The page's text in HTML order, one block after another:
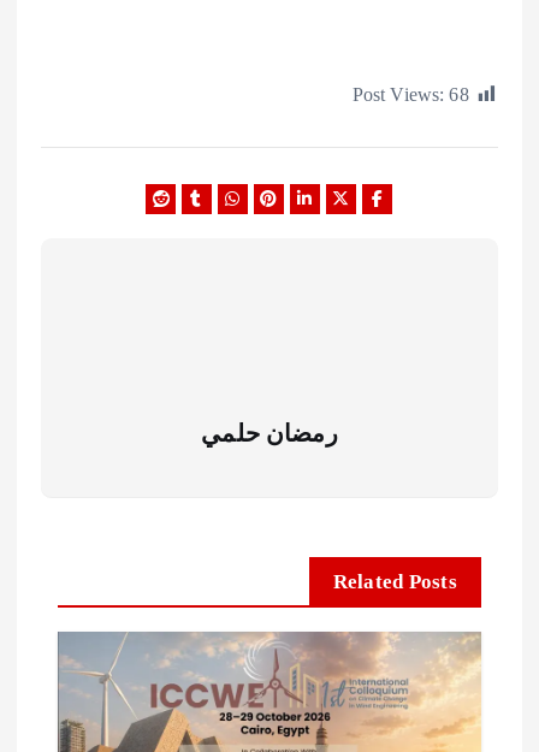
Post Views:
رمضان حلمي
Related Posts